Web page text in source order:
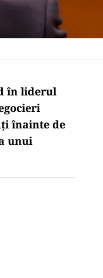
în liderul
înainte de
unui